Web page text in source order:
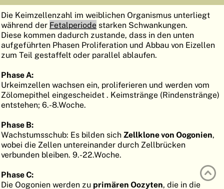
HILFE
FR
Die Keimzellenzahl im weiblichen Organismus unterliegt
während der Fetalperiode starken Schwankungen.
Diese kommen dadurch zustande, dass in den unten
aufgeführten Phasen Proliferation und Abbau von Eizellen
zum Teil gestaffelt oder parallel ablaufen.
Phase A:
Urkeimzellen wachsen ein, proliferieren und werden vom
Zölomepithel eingescheidet . Keimstränge (Rindenstränge)
entstehen; 6.-8.Woche.
Phase B:
Wachstumsschub: Es bilden sich Zellklone von Oogonien,
wobei die Zellen untereinander durch Zellbrücken
verbunden bleiben. 9.-22.Woche.
Phase C:
Die Oogonien werden zu primären Oozyten, die in die